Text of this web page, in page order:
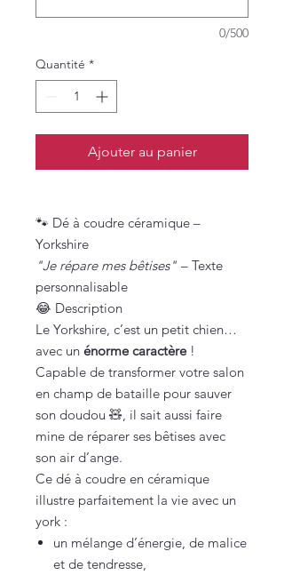
0/500
Quantité *
Ajouter au panier
🐾 Dé à coudre céramique –
Yorkshire
"Je répare mes bêtises" – Texte
personnalisable
😂 Description
Le Yorkshire, c’est un petit chien…
avec un énorme caractère!
Capable de transformer votre salon
en champ de bataille pour sauver
son doudou 🧸, il sait aussi faire
mine de réparer ses bêtises avec
son air d’ange.
Ce dé à coudre en céramique
illustre parfaitement la vie avec un
york :
un mélange d’énergie, de malice
et de tendresse,